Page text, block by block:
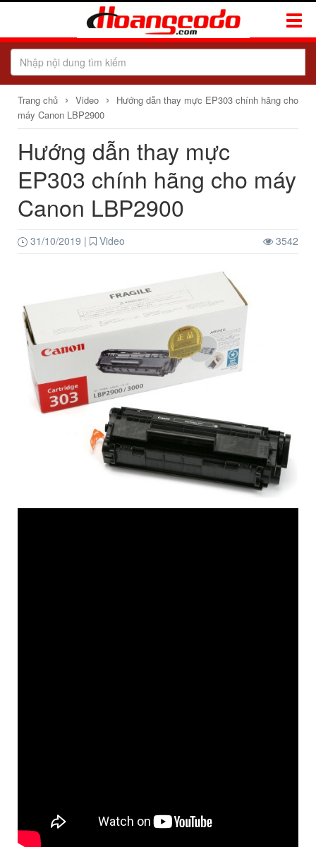
Toggle
Trang chủ › Video ›
Hướng dẫn thay mực EP303 chính hãng cho
máy Canon LBP2900
Hướng dẫn thay mực
EP303 chính hãng cho máy
Canon LBP2900
31/10/2019 | Video 3542